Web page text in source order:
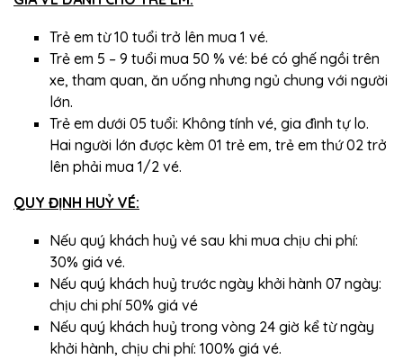
Trẻ em từ 10 tuổi trở lên mua 1 vé.
Trẻ em 5 – 9 tuổi mua 50 % vé: bé có ghế ngồi trên
xe, tham quan, ăn uống nhưng ngủ chung với người
lớn.
Trẻ em dưới 05 tuổi: Không tính vé, gia đình tự lo.
Hai người lớn được kèm 01 trẻ em, trẻ em thứ 02 trở
lên phải mua 1/2 vé.
QUY ĐỊNH HUỶ VÉ:
Nếu quý khách huỷ vé sau khi mua chịu chi phí:
30% giá vé.
Nếu quý khách huỷ trước ngày khởi hành 07 ngày:
chịu chi phí 50% giá vé
Nếu quý khách huỷ trong vòng 24 giờ kể từ ngày
khởi hành, chịu chi phí: 100% giá vé.